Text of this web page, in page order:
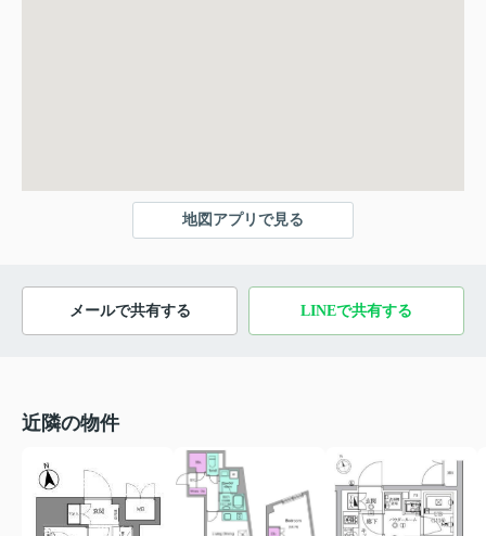
地図アプリで見る
メールで共有する LINEで共有する
近隣の物件